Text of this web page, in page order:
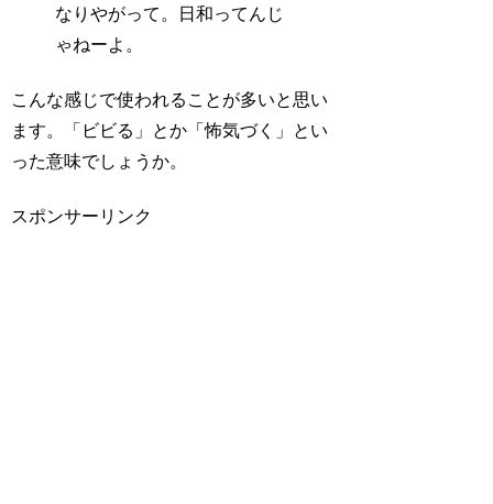
なりやがって。日和ってんじ
ゃねーよ。
こんな感じで使われることが多いと思い
ます。「ビビる」とか「怖気づく」とい
った意味でしょうか。
スポンサーリンク